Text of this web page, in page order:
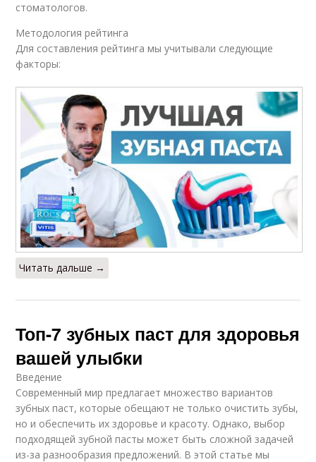
стоматологов.
Методология рейтинга
Для составления рейтинга мы учитывали следующие
факторы:
Читать дальше →
Топ-7 зубных паст для здоровья
вашей улыбки
Введение
Современный мир предлагает множество вариантов
зубных паст, которые обещают не только очистить зубы,
но и обеспечить их здоровье и красоту. Однако, выбор
подходящей зубной пасты может быть сложной задачей
из-за разнообразия предложений. В этой статье мы